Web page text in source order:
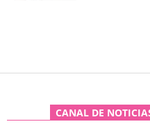
CANAL DE